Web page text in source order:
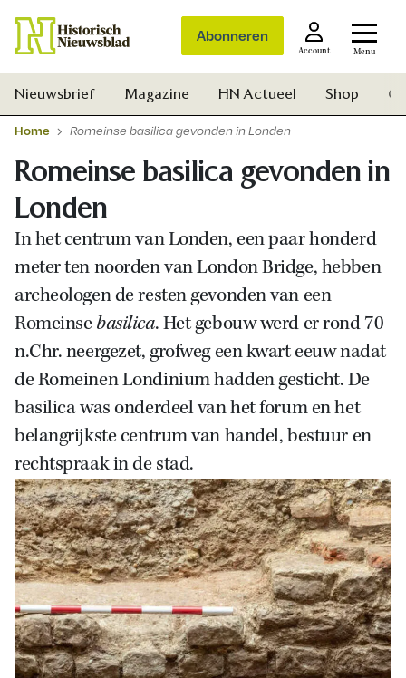
Abonneren
Account Menu
Zoek
Nieuwsbrief Magazine HN Actueel Shop
Home Romeinse basilica gevonden in Londen
Romeinse basilica gevonden in
Londen
In het centrum van Londen, een paar honderd
meter ten noorden van London Bridge, hebben
archeologen de resten gevonden van een
Romeinsebasilica. Het gebouw werd er rond 70
n.Chr. neergezet, grofweg een kwart eeuw nadat
de Romeinen Londinium hadden gesticht. De
basilica was onderdeel van het forum en het
belangrijkste centrum van handel, bestuur en
rechtspraak in de stad.